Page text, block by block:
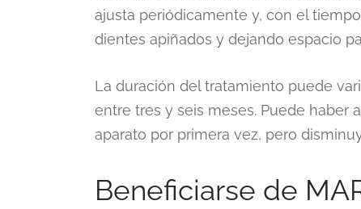
ajusta periódicamente y, con el
dientes apiñados y dejando espacio
La duración del tratamiento puede
entre tres y seis meses. Puede haber
aparato por primera vez, pero
Beneficiarse de